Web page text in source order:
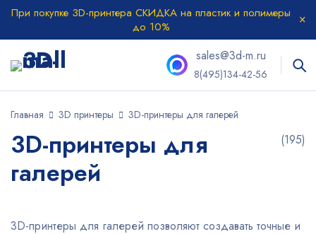
При покупке 3D-принтера СКИДКА на пластик и полимеры
до 10%
sales@3d-m.ru
8(495)134-42-56
Главная 3D принтеры 3D-принтеры для галерей
3D-принтеры для
галерей
(195)
3D-принтеры для галерей позволяют создавать точные и